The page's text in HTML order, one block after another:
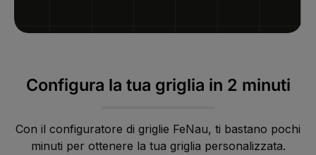
Configura la tua griglia in 2 minuti
Con il configuratore di griglie FeNau, ti bastano pochi
minuti per ottenere la tua griglia personalizzata.